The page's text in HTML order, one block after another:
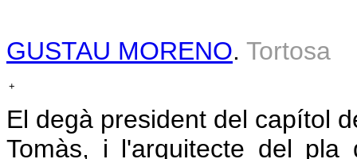
GUSTAU MORENO. Tortosa
+
El degà president del capítol
Tomàs, i l'arquitecte del